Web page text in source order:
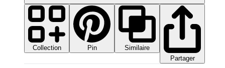
Collection Pin
Similaire
Partager